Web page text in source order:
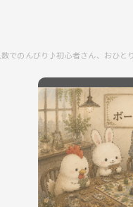
でのんびり♪初心者さん、おひと